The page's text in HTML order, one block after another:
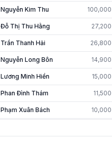
Nguyễn Kim Thu 100,000
Đỗ Thị Thu Hằng 27,200
Trần Thanh Hải 26,800
Nguyễn Long Bôn 14,900
Lương Minh Hiền 15,000
Phan Đình Thám 11,500
Phạm Xuân Bách 10,000